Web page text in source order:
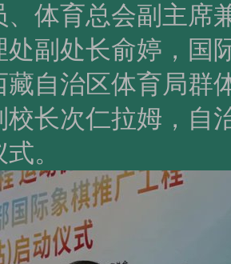
、体育总会副主席
处副处长俞婷，国
藏自治区体育局群
校长次仁拉姆，自
。